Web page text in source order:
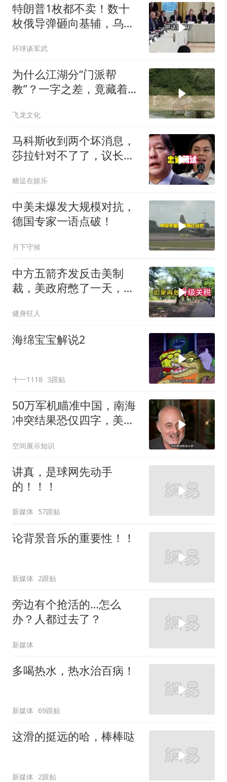
特朗普1枚都不卖！数十
枚俄导弹砸向基辅，乌军
话挑明了
环球谈军武
为什么江湖分“门派帮
教”？一字之差，竟藏着不
飞龙文化
马科斯收到两个坏消息，
莎拉针对不了了，议长反
糖逗在娱乐
中美未爆发大规模对抗，
德国专家一语点破！
月下守候
中方五箭齐发反击美制
裁，美政府憋了一天，最
健身狂人
海绵宝宝解说2
十一1118 3跟贴
50万军机瞄准中国，南海
冲突结果恐仅四字，美防
空间展示知识
讲真，是球网先动手
的！！！
新媒体 57跟贴
论背景音乐的重要性！！
新媒体 2跟贴
旁边有个抢活的…怎么
办？人都过去了？
新媒体
多喝热水，热水治百病！
新媒体 69跟贴
这滑的挺远的哈，棒棒哒
新媒体 2跟贴